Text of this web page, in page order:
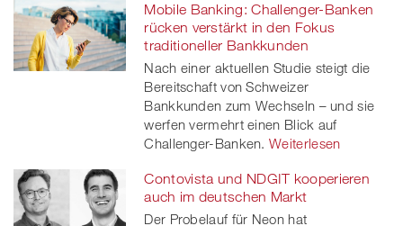
Mobile Banking: Challenger-Banken
rücken verstärkt in den Fokus
traditioneller Bankkunden
Nach einer aktuellen Studie steigt die
Bereitschaft von Schweizer
Bankkunden zum Wechseln – und sie
werfen vermehrt einen Blick auf
Challenger-Banken. Weiterlesen
Contovista und NDGIT kooperieren
auch im deutschen Markt
Der Probelauf für Neon hat